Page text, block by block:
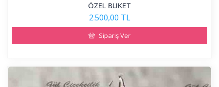
ÖZEL BUKET
2.500,00 TL
Sipariş Ver